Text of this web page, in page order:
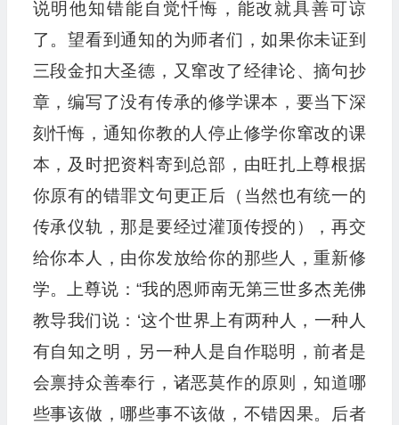
说明他知错能自觉忏悔，能改就具善可谅
了。望看到通知的为师者们，如果你未证到
三段金扣大圣德，又窜改了经律论、摘句抄
章，编写了没有传承的修学课本，要当下深
刻忏悔，通知你教的人停止修学你窜改的课
本，及时把资料寄到总部，由旺扎上尊根据
你原有的错罪文句更正后（当然也有统一的
传承仪轨，那是要经过灌顶传授的），再交
给你本人，由你发放给你的那些人，重新修
学。上尊说：“我的恩师南无第三世多杰羌佛
教导我们说：‘这个世界上有两种人，一种人
有自知之明，另一种人是自作聪明，前者是
会禀持众善奉行，诸恶莫作的原则，知道哪
些事该做，哪些事不该做，不错因果。后者